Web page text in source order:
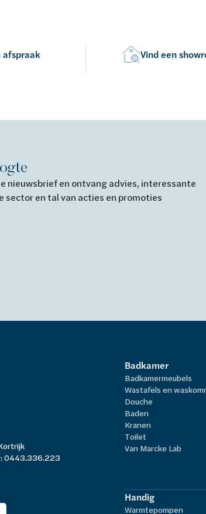
afspraak Vind een
nieuwsbrief en ontvang advies, interessante
sector en tal van acties en promoties
0443.336.223
Badkamer
Badkamermeubels
Wastafels en
Douche
Baden
Kranen
Toilet
Van Marcke Lab
Handig
Warmtepompen